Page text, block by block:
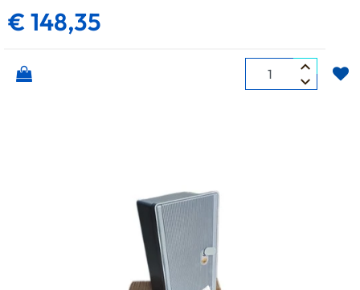
€ 148,35
Quantità